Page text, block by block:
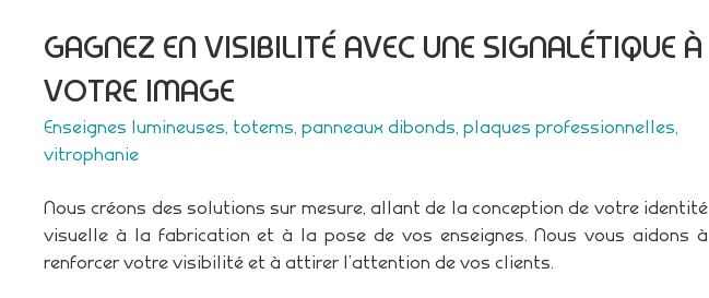
GAGNEZ EN VISIBILITÉ AVEC UNE SIGNALÉTIQUE À
VOTRE IMAGE
Enseignes lumineuses, totems, panneaux dibonds, plaques professionnelles,
vitrophanie
Nous créons des solutions sur mesure, allant de la conception de votre identité
visuelle à la fabrication et à la pose de vos enseignes. Nous vous aidons à
renforcer votre visibilité et à attirer l’attention de vos clients.